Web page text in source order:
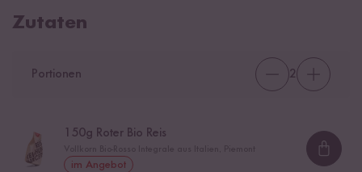
Zutaten
Portionen 2
150g Roter Bio Reis
im Angebot